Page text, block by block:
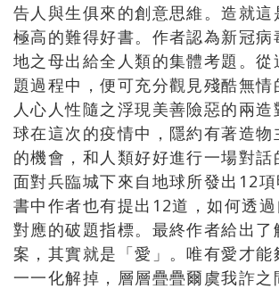
告人與生俱來的創意思維。造就這
極高的難得好書。作者認為新冠病
地之母出給全人類的集體考題。從
題過程中，便可充分觀見殘酷無情
人心人性隨之浮現美善險惡的兩
球在這次的疫情中，隱約有著造物
的機會，和人類好好進行一場對話
面對兵臨城下來自地球所發出12項
書中作者也有提出12道，如何透
對應的破題指標。最終作者給出了
案，其實就是「愛」。唯有愛才能
一一化解掉，層層疊疊爾虞我詐之